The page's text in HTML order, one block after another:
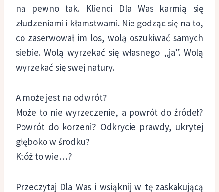
na pewno tak. Klienci Dla Was karmią się
złudzeniami i kłamstwami. Nie godząc się na to,
co zaserwował im los, wolą oszukiwać samych
siebie. Wolą wyrzekać się własnego „ja”. Wolą
wyrzekać się swej natury.
A może jest na odwrót?
Może to nie wyrzeczenie, a powrót do źródeł?
Powrót do korzeni? Odkrycie prawdy, ukrytej
głęboko w środku?
Któż to wie…?
Przeczytaj Dla Was i wsiąknij w tę zaskakującą